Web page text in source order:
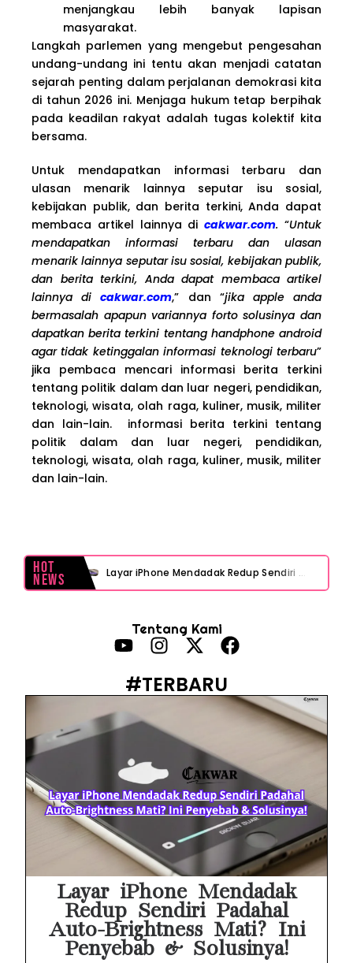
menjangkau lebih banyak lapisan
masyarakat.
Langkah parlemen yang mengebut pengesahan
undang-undang ini tentu akan menjadi catatan
sejarah penting dalam perjalanan demokrasi kita
di tahun 2026 ini. Menjaga hukum tetap berpihak
pada keadilan rakyat adalah tugas kolektif kita
bersama.
Untuk mendapatkan informasi terbaru dan
ulasan menarik lainnya seputar isu sosial,
kebijakan publik, dan berita terkini, Anda dapat
membaca artikel lainnya dicakwar.com.“Untuk
mendapatkan informasi terbaru dan ulasan
menarik lainnya seputar isu sosial, kebijakan publik,
dan berita terkini, Anda dapat membaca artikel
lainnya dicakwar.com,” dan “jika apple anda
bermasalah apapun variannya forto solusinya dan
dapatkan berita terkini tentang handphone android
agar tidak ketinggalan informasi teknologi terbaru”
jika pembaca mencari informasi berita terkini
tentang politik dalam dan luar negeri, pendidikan,
teknologi, wisata, olah raga, kuliner, musik, militer
dan lain-lain. informasi berita terkini tentang
politik dalam dan luar negeri, pendidikan,
teknologi, wisata, olah raga, kuliner, musik, militer
dan lain-lain.
Hot
News Layar iPhone Mendadak Redup Sendiri Padahal Auto-Brightness Mati? Ini Penyebab & Solusinya!
Prabowo Sebut ‘Londo Ireng’, Ray Rangkuti Desak DPR Bersikap, Ini Ulasan Politiknya
MAKI Soroti Penahanan Eks Jampidsus Febrie Adriansyah Tanpa Rompi Pink
Babak Baru Kasus Febrie Adriansyah, Rencana Praperadilan Penyitaan Emas dan Uang Tunai Jadi Sorotan
Baterai Apple Watch Cepat Boros? Ini Penyebab dan Cara Mengatasinya
HP Huawei Cepat Panas? Ini Penyebab Utama dan Cara Mengatasinya
Tentang Kami
#TERBARU
Layar iPhone Mendadak
Redup Sendiri Padahal
Auto-Brightness Mati? Ini
Penyebab & Solusinya!